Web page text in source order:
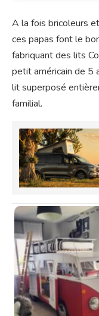
A la fois bricoleurs
ces papas font le
fabriquant des lits
petit américain de 5
lit superposé
familial.